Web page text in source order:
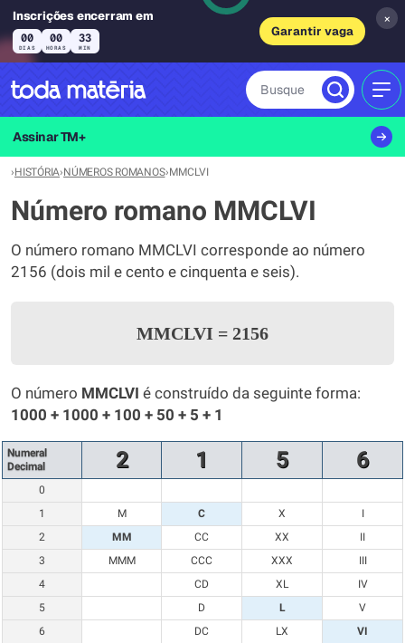
Inscrições encerram em
00
DIAS
00
HORAS
33
MIN
Garantir vaga
×
Busque
Assinar TM+
›HISTÓRIA›NÚMEROS ROMANOS›MMCLVI
Número romano MMCLVI
O número romano MMCLVI corresponde ao número
2156 (dois mil e cento e cinquenta e seis).
MMCLVI = 2156
O número MMCLVI é construído da seguinte forma:
1000 + 1000 + 100 + 50 + 5 + 1
Numeral
Decimal
2 1 5 6
0
1
M C X
I
2
MM CC XX
II
3
MMM CCC XXX
III
4
CD XL
IV
5
D L
V
6
DC LX
VI